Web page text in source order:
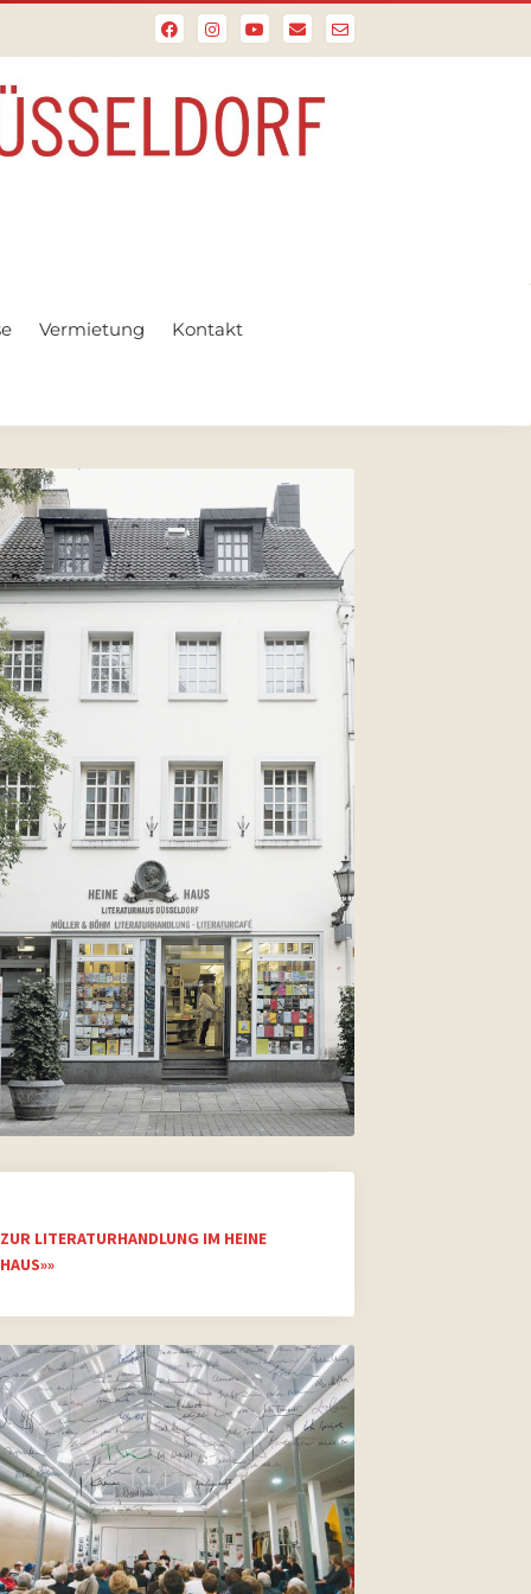
Vermietung Kontakt
ZUR LITERATURHANDLUNG IM HEINE
HAUS»»